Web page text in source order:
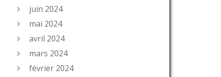
juin 2024
mai 2024
avril 2024
mars 2024
février 2024